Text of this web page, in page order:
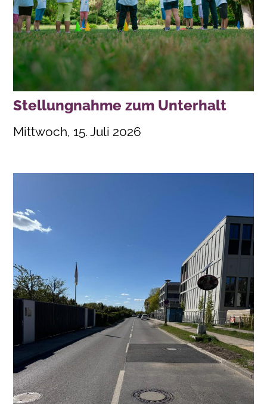
Stellungnahme zum Unterhalt
Mittwoch, 15. Juli 2026